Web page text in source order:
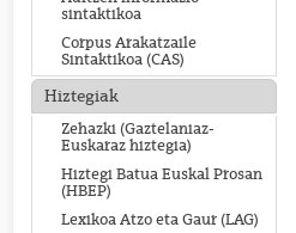
sintaktikoa
Corpus Arakatzaile
Sintaktikoa (CAS)
Hiztegiak
Zehazki (Gaztelaniaz-
Euskaraz hiztegia)
Hiztegi Batua Euskal Prosan
(HBEP)
Lexikoa Atzo eta Gaur (LAG)